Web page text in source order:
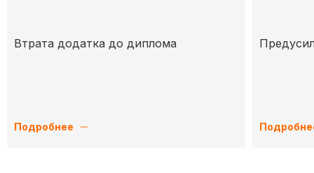
Втрата додатка до диплома
Подробнее